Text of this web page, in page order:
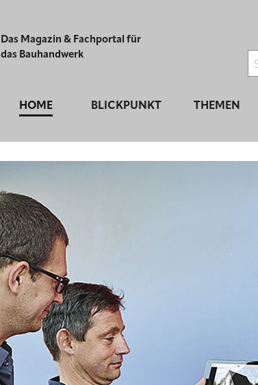
Das Magazin & Fachportal für
das Bauhandwerk
HOME BLICKPUNKT THEMEN